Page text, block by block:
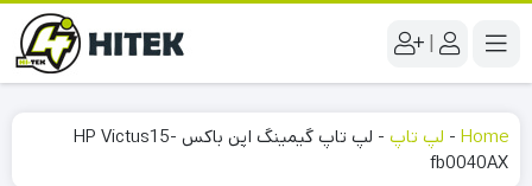
|
Home
- لپ تاپ -
لپ تاپ گیمینگ اپن باکس HP Victus15-
fb0040AX